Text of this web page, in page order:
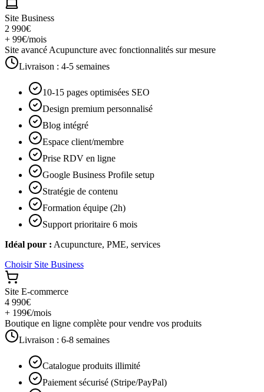
Site Business
2 990€
+ 99€/mois
Site avancé Acupuncture avec fonctionnalités sur mesure
Livraison : 4-5 semaines
10-15 pages optimisées SEO
Design premium personnalisé
Blog intégré
Espace client/membre
Prise RDV en ligne
Google Business Profile setup
Stratégie de contenu
Formation équipe (2h)
Support prioritaire 6 mois
Idéal pour : Acupuncture, PME, services
Choisir Site Business
Site E-commerce
4 990€
+ 199€/mois
Boutique en ligne complète pour vendre vos produits
Livraison : 6-8 semaines
Catalogue produits illimité
Paiement sécurisé (Stripe/PayPal)